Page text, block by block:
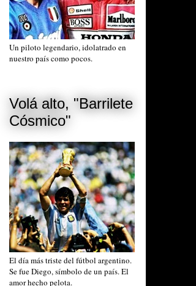
Un piloto legendario, idolatrado en
nuestro país como pocos.
Volá alto, "Barrilete
Cósmico"
El día más triste del fútbol argentino.
Se fue Diego, símbolo de un país. El
amor hecho pelota.